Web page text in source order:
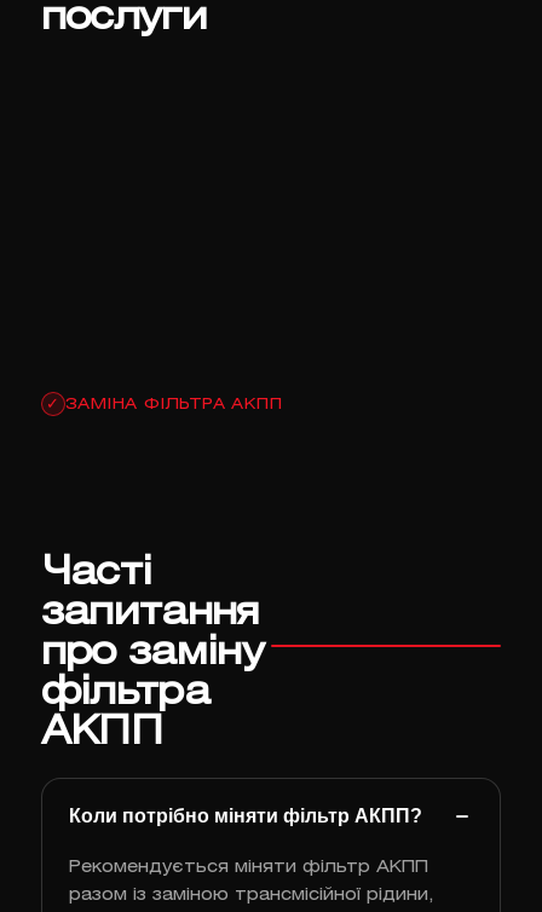
послуги
✓ ЗАМІНА ФІЛЬТРА АКПП
Часті
запитання
про заміну
фільтра
АКПП
Коли потрібно міняти фільтр АКПП?
Рекомендується міняти фільтр АКПП
разом із заміною трансмісійної рідини,